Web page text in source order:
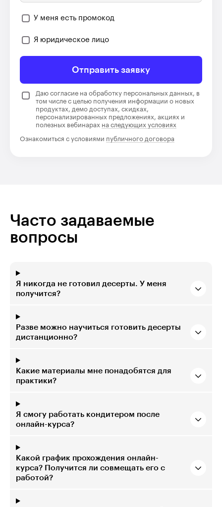
У меня есть промокод
Я юридическое лицо
Отправить заявку
Даю согласие на обработку персональных данных, в
том числе с целью получения информации о новых
продуктах, демо доступах, скидках,
персонализированных предложениях, акциях и
полезных вебинарах на следующих условиях
Ознакомиться с условиями публичного договора
Часто задаваемые
вопросы
Я никогда не готовил десерты. У меня
получится?
Разве можно научиться готовить десерты
дистанционно?
Какие материалы мне понадобятся для
практики?
Я смогу работать кондитером после
онлайн-курса?
Какой график прохождения онлайн-
курса? Получится ли совмещать его с
работой?